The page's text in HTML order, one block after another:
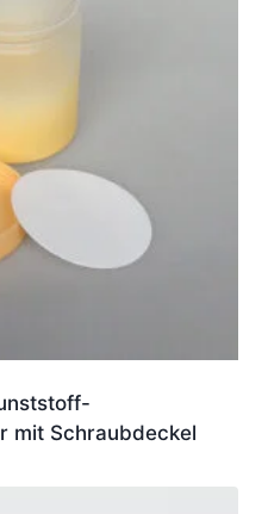
mit Schraubdeckel